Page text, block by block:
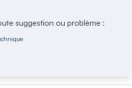
suggestion ou problème :